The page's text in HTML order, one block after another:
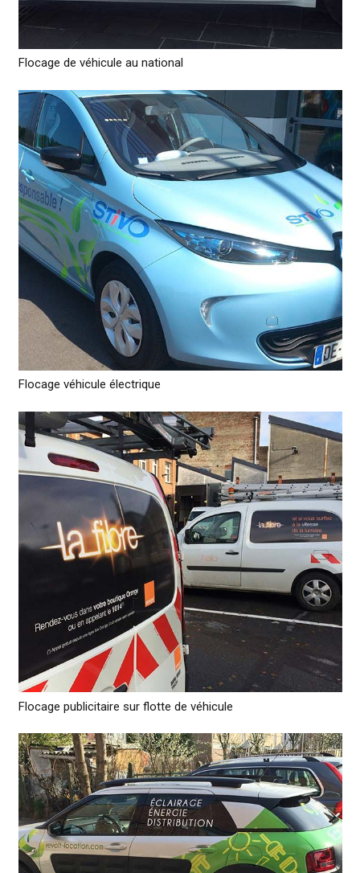
Flocage de véhicule au national
Flocage véhicule électrique
Flocage publicitaire sur flotte de véhicule